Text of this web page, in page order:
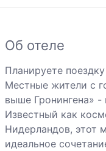
Об отеле
Планируете
Местные жители с
выше Гронингена»
Известный как
Нидерландов, этот
идеальное